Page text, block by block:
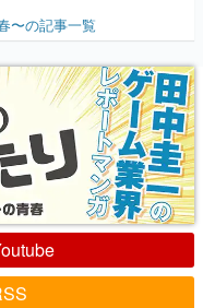
児・松山 洋に流れる血は
色だった【若ゲのいた
〜の記事一覧